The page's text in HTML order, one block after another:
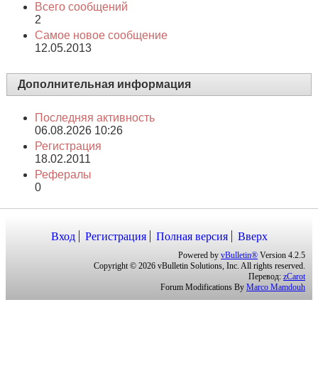
Всего сообщений
2
Самое новое сообщение
12.05.2013
Дополнительная информация
Последняя активность
06.08.2026 10:26
Регистрация
18.02.2011
Рефералы
0
Вход Регистрация Полная версия Вверх
Powered by vBulletin® Version 4.2.5
Copyright © 2026 vBulletin Solutions, Inc. All rights reserved.
Перевод: zCarot
Forum Modifications By Marco Mamdouh